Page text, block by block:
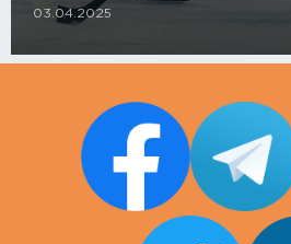
03.04.2025